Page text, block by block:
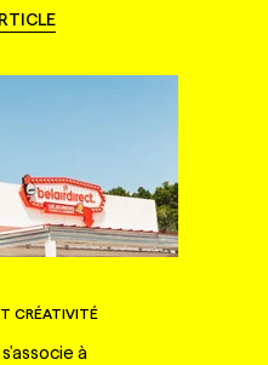
CRÉATIVITÉ
à